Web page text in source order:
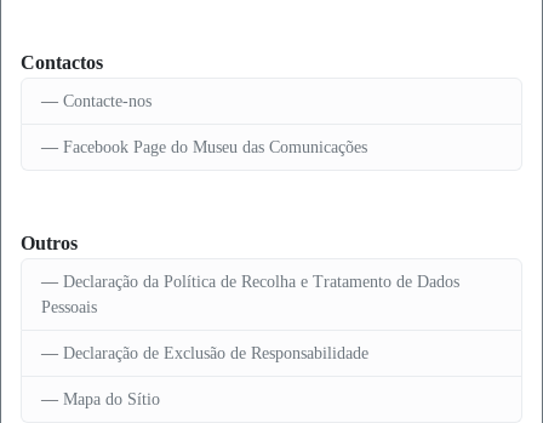
Contactos
Contacte-nos
Facebook Page do Museu das Comunicações
Outros
Declaração da Política de Recolha e Tratamento de Dados
Pessoais
Declaração de Exclusão de Responsabilidade
Mapa do Sítio